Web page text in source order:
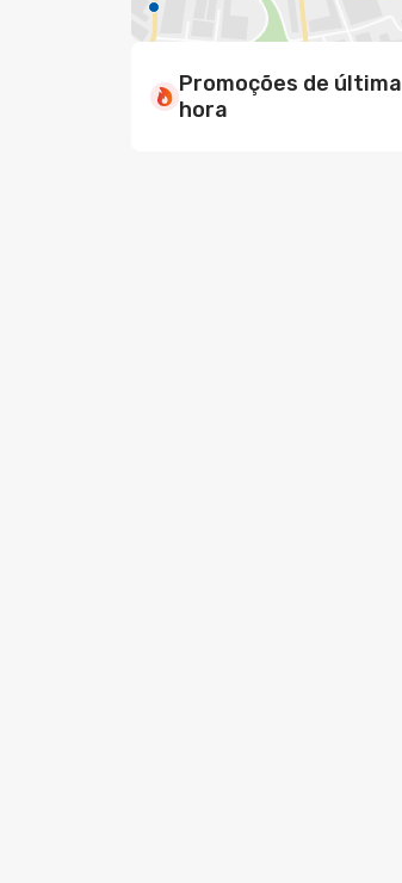
Promoções de última
hora